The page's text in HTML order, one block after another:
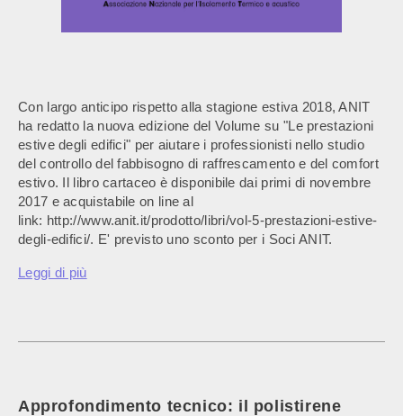
Con largo anticipo rispetto alla stagione estiva 2018, ANIT
ha redatto la nuova edizione del Volume su "Le prestazioni
estive degli edifici" per aiutare i professionisti nello studio
del controllo del fabbisogno di raffrescamento e del comfort
estivo. Il libro cartaceo è disponibile dai primi di novembre
2017 e acquistabile on line al
link: http://www.anit.it/prodotto/libri/vol-5-prestazioni-estive-
degli-edifici/. E' previsto uno sconto per i Soci ANIT.
Leggi di più
Approfondimento tecnico: il polistirene